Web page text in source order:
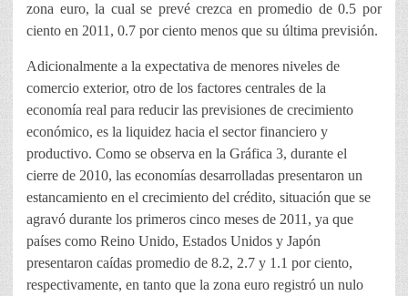
zona euro, la cual se prevé crezca en promedio de 0.5 por
ciento en 2011, 0.7 por ciento menos que su última previsión.
Adicionalmente a la expectativa de menores niveles de
comercio exterior, otro de los factores centrales de la
economía real para reducir las previsiones de crecimiento
económico, es la liquidez hacia el sector financiero y
productivo. Como se observa en la Gráfica 3, durante el
cierre de 2010, las economías desarrolladas presentaron un
estancamiento en el crecimiento del crédito, situación que se
agravó durante los primeros cinco meses de 2011, ya que
países como Reino Unido, Estados Unidos y Japón
presentaron caídas promedio de 8.2, 2.7 y 1.1 por ciento,
respectivamente, en tanto que la zona euro registró un nulo